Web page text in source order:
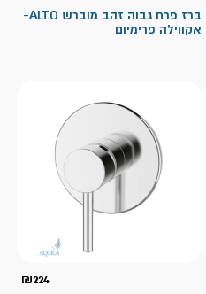
ברז פרח גבוה זהב מוברש ALTO-
אקווילה פרימיום
₪224